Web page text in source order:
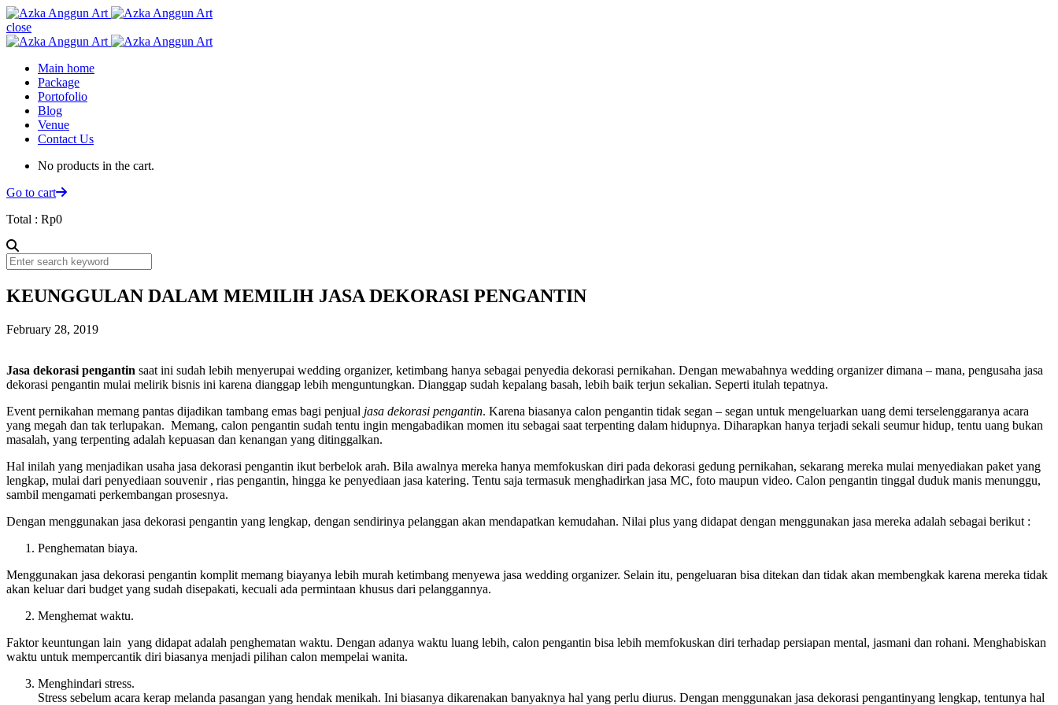
close
Main home
Package
Portofolio
Blog
Venue
Contact Us
No products in the cart.
Go to cart
Total : Rp0
KEUNGGULAN DALAM MEMILIH JASA DEKORASI PENGANTIN
February 28, 2019
Jasa dekorasi pengantin saat ini sudah lebih menyerupai wedding organizer, ketimbang hanya sebagai penyedia dekorasi pernikahan. Dengan mewabahnya wedding organizer dimana – mana, pengusaha jasa
dekorasi pengantin mulai melirik bisnis ini karena dianggap lebih menguntungkan. Dianggap sudah kepalang basah, lebih baik terjun sekalian. Seperti itulah tepatnya.
Event pernikahan memang pantas dijadikan tambang emas bagi penjual jasa dekorasi pengantin. Karena biasanya calon pengantin tidak segan – segan untuk mengeluarkan uang demi terselenggaranya acara
yang megah dan tak terlupakan. Memang, calon pengantin sudah tentu ingin mengabadikan momen itu sebagai saat terpenting dalam hidupnya. Diharapkan hanya terjadi sekali seumur hidup, tentu uang bukan
masalah, yang terpenting adalah kepuasan dan kenangan yang ditinggalkan.
Hal inilah yang menjadikan usaha jasa dekorasi pengantin ikut berbelok arah. Bila awalnya mereka hanya memfokuskan diri pada dekorasi gedung pernikahan, sekarang mereka mulai menyediakan paket yang
lengkap, mulai dari penyediaan souvenir , rias pengantin, hingga ke penyediaan jasa katering. Tentu saja termasuk menghadirkan jasa MC, foto maupun video. Calon pengantin tinggal duduk manis menunggu,
sambil mengamati perkembangan prosesnya.
Dengan menggunakan jasa dekorasi pengantin yang lengkap, dengan sendirinya pelanggan akan mendapatkan kemudahan. Nilai plus yang didapat dengan menggunakan jasa mereka adalah sebagai berikut :
Penghematan biaya.
Menggunakan jasa dekorasi pengantin komplit memang biayanya lebih murah ketimbang menyewa jasa wedding organizer. Selain itu, pengeluaran bisa ditekan dan tidak akan membengkak karena mereka tidak
akan keluar dari budget yang sudah disepakati, kecuali ada permintaan khusus dari pelanggannya.
Menghemat waktu.
Faktor keuntungan lain yang didapat adalah penghematan waktu. Dengan adanya waktu luang lebih, calon pengantin bisa lebih memfokuskan diri terhadap persiapan mental, jasmani dan rohani. Menghabiskan
waktu untuk mempercantik diri biasanya menjadi pilihan calon mempelai wanita.
Menghindari stress.
Stress sebelum acara kerap melanda pasangan yang hendak menikah. Ini biasanya dikarenakan banyaknya hal yang perlu diurus. Dengan menggunakan jasa dekorasi pengantinyang lengkap, tentunya hal